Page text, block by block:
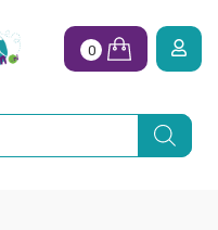
0